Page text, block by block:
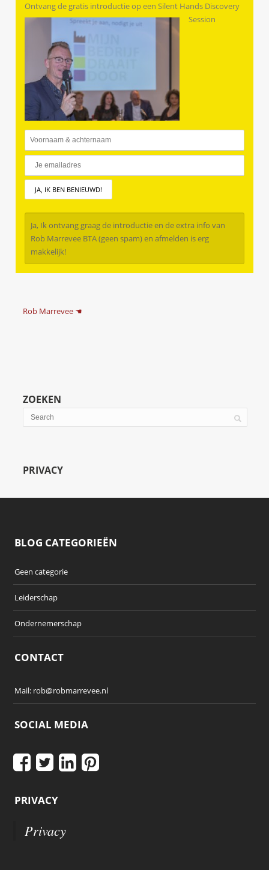
Ontvang de gratis introductie op een Silent Hands Discovery
Session
Ja, Ik ontvang graag de introductie en de extra info van
Rob Marrevee BTA (geen spam) en afmelden is erg
makkelijk!
Rob Marrevee ☚
ZOEKEN
PRIVACY
BLOG CATEGORIEËN
Geen categorie
Leiderschap
Ondernemerschap
CONTACT
Mail: rob@robmarrevee.nl
SOCIAL MEDIA
PRIVACY
Privacy